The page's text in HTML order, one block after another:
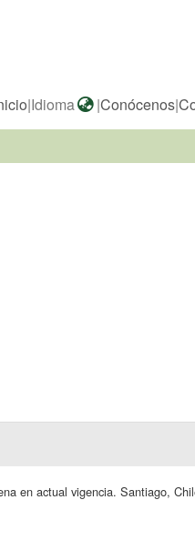
|Idioma |Conócenos|
en actual vigencia. Santiago,